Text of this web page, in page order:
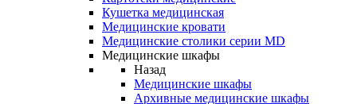
Кушетка медицинская
Медицинские кровати
Медицинские столики серии MD
Медицинские шкафы
Назад
Медицинские шкафы
Архивные медицинские шкафы